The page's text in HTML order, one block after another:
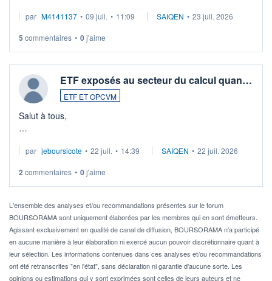
par M4141137 • 09 juil. • 11:09 SAIQEN • 23 juil. 2026
5 commentaires • 0j'aime
ETF exposés au secteur du calcul quan…
ETF ET OPCVM
Salut à tous,
via un ETF plutôt que des actions individuelles.
Idéalement, je voudrais qu'il soit éligible au PEA.
Pour l' ...
par jeboursicote • 22 juil. • 14:39 SAIQEN • 22 juil. 2026
2 commentaires • 0j'aime
L'ensemble des analyses et/ou recommandations présentes sur le forum
BOURSORAMA sont uniquement élaborées par les membres qui en sont émetteurs.
Agissant exclusivement en qualité de canal de diffusion, BOURSORAMA n'a participé
en aucune manière à leur élaboration ni exercé aucun pouvoir discrétionnaire quant à
leur sélection. Les informations contenues dans ces analyses et/ou recommandations
ont été retranscrites "en l'état", sans déclaration ni garantie d'aucune sorte. Les
opinions ou estimations qui y sont exprimées sont celles de leurs auteurs et ne